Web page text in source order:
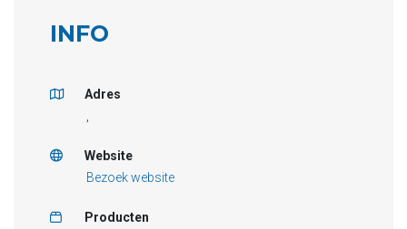
INFO
Adres
Website
Bezoek website
Producten